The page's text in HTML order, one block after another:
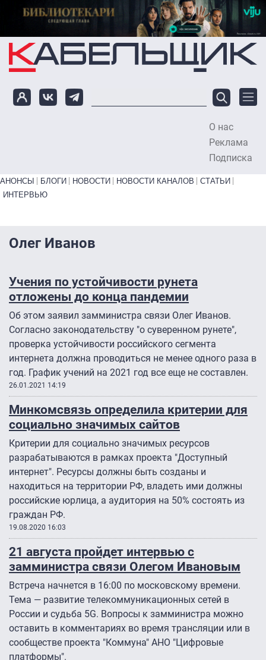
Перейти к основному содержанию
О нас
Реклама
Подписка
Primary links bottom
АНОНСЫ БЛОГИ НОВОСТИ НОВОСТИ КАНАЛОВ
СТАТЬИ
ИНТЕРВЬЮ
Олег Иванов
Учения по устойчивости рунета
отложены до конца пандемии
Об этом заявил замминистра связи Олег Иванов.
Согласно законодательству "о суверенном рунете",
проверка устойчивости российского сегмента
интернета должна проводиться не менее одного раза в
год. График учений на 2021 год все еще не составлен.
26.01.2021 14:19
Минкомсвязь определила критерии для
социально значимых сайтов
Критерии для социально значимых ресурсов
разрабатываются в рамках проекта "Доступный
интернет". Ресурсы должны быть созданы и
находиться на территории РФ, владеть ими должны
российские юрлица, а аудитория на 50% состоять из
граждан РФ.
19.08.2020 16:03
21 августа пройдет интервью с
замминистра связи Олегом Ивановым
Встреча начнется в 16:00 по московскому времени.
Тема — развитие телекоммуникационных сетей в
России и судьба 5G. Вопросы к замминистра можно
оставить в комментариях во время трансляции или в
сообществе проекта "Коммуна" АНО "Цифровые
платформы".